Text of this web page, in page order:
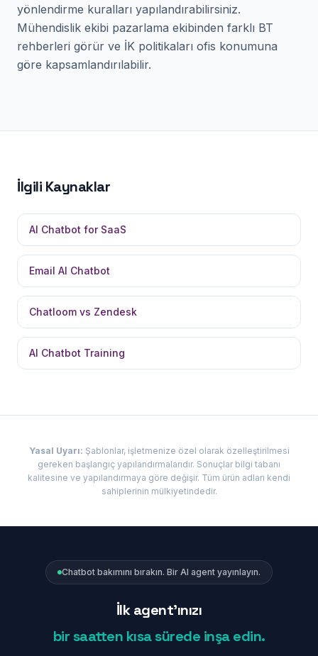
yönlendirme kuralları yapılandırabilirsiniz.
Mühendislik ekibi pazarlama ekibinden farklı BT
rehberleri görür ve İK politikaları ofis konumuna
göre kapsamlandırılabilir.
İlgili Kaynaklar
AI Chatbot for SaaS
Email AI Chatbot
Chatloom vs Zendesk
AI Chatbot Training
Yasal Uyarı: Şablonlar, işletmenize özel olarak özelleştirilmesi
gereken başlangıç yapılandırmalarıdır. Sonuçlar bilgi tabanı
kalitesine ve yapılandırmaya göre değişir. Tüm ürün adları kendi
sahiplerinin mülkiyetindedir.
Chatbot bakımını bırakın. Bir AI agent yayınlayın.
İlk agent'ınızı
bir saatten kısa sürede inşa edin.